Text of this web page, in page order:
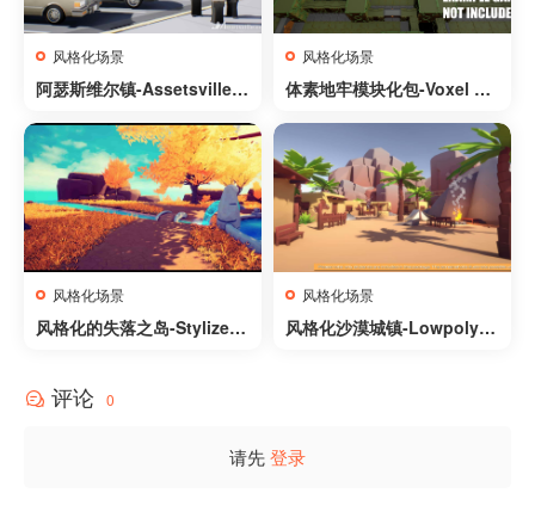
风格化场景
阿瑟斯维尔镇-Assetsville T
风格化场景
体素地牢模块化包-Voxel Du
10 Styles and many small
props
风格化场景
风格化的失落之岛-Stylized
风格化场景
风格化沙漠城镇-Lowpoly S
评论 0
请先登录